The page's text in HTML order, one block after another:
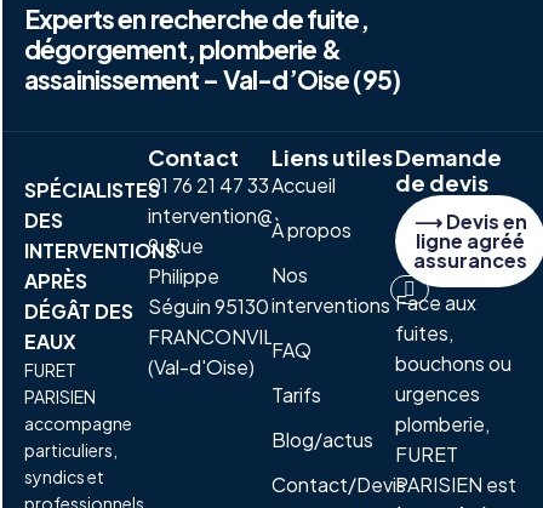
Experts en recherche de fuite,
dégorgement, plomberie &
assainissement – Val-d’Oise (95)
SPÉCIALISTES
DES
INTERVENTIONS
APRÈS
DÉGÂT DES
EAUX
FURET
PARISIEN
accompagne
particuliers,
syndics et
professionnels
Contact
01 76 21 47 33
intervention@furetparisien.fr
9, Rue
Philippe
Séguin 95130
FRANCONVILLE
(Val-d'Oise)
Liens utiles
Accueil
À propos
Nos
interventions
FAQ
Tarifs
Blog/actus
Contact/Devis
Demande
de devis
⟶ Devis en
ligne agréé
assurances
Face aux
fuites,
bouchons ou
urgences
plomberie,
FURET
PARISIEN est